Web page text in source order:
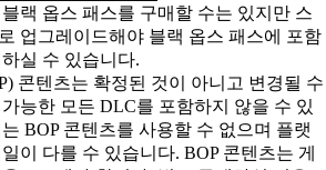
랙 옵스 패스를 구매할 수는 있지만 스
업그레이드해야 블랙 옵스 패스에 포함
실 수 있습니다.
콘텐츠는 확정된 것이 아니고 변경될 수
능한 모든 DLC를 포함하지 않을 수 있
BOP 콘텐츠를 사용할 수 없으며 플랫
이 다를 수 있습니다. BOP 콘텐츠는 게